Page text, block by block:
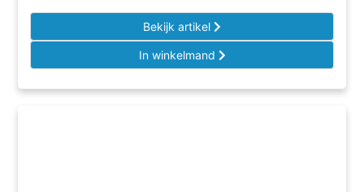
Bekijk artikel
In winkelmand